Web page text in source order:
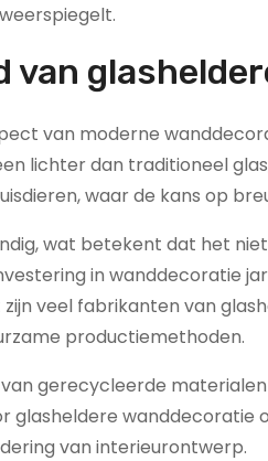
van
van moderne
lichter dan traditioneel
waar de kans op
wat betekent dat het
in wanddecoratie
veel fabrikanten van
productiemethoden.
gerecycleerde
glasheldere
van interieurontwerp.